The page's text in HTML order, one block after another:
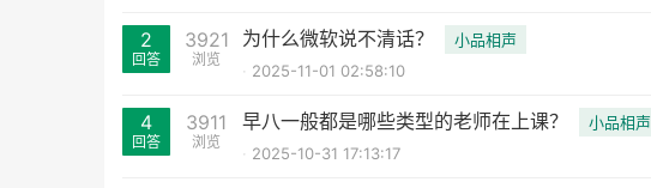
2
回答
3921
浏览
为什么微软说不清话？
小品相声
2025-11-01 02:58:10
4
回答
3911
浏览
早八一般都是哪些类型的老师在上课？
小品相声
2025-10-31 17:13:17